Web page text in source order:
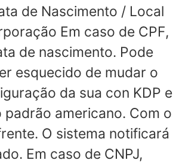
de Nascimento / Local
Em caso de CPF,
de nascimento. Pode
esquecido de mudar o
da sua con KDP e
padrão americano. Com o
O sistema notificará
Em caso de CNPJ,